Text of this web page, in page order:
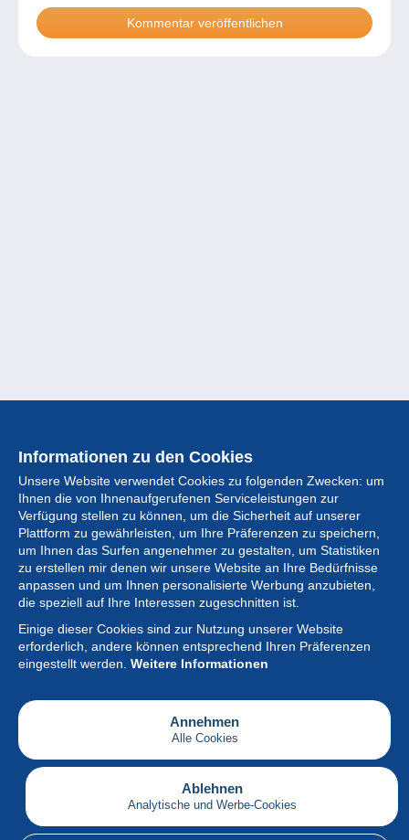
Informationen zu den Cookies
Unsere Website verwendet Cookies zu folgenden Zwecken: um
Ihnen die von Ihnenaufgerufenen Serviceleistungen zur
Verfügung stellen zu können, um die Sicherheit auf unserer
Plattform zu gewährleisten, um Ihre Präferenzen zu speichern,
um Ihnen das Surfen angenehmer zu gestalten, um Statistiken
zu erstellen mir denen wir unsere Website an Ihre Bedürfnisse
anpassen und um Ihnen personalisierte Werbung anzubieten,
die speziell auf Ihre Interessen zugeschnitten ist.
Einige dieser Cookies sind zur Nutzung unserer Website
erforderlich, andere können entsprechend Ihren Präferenzen
eingestellt werden. Weitere Informationen
Annehmen
Alle Cookies
Ablehnen
Analytische und Werbe-Cookies
Sammlung
Neuigkeiten
Artikel
Gesellschaft
Serviceleistungen
Schreiben
Deutsch